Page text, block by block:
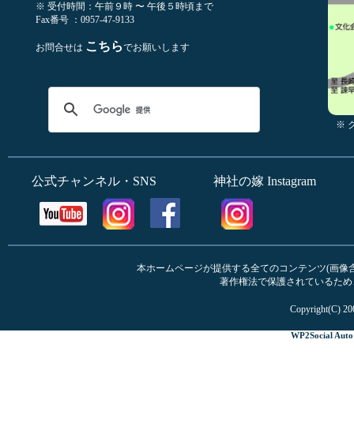
※ 受付時間：午前９時 〜 午後５時頃まで
Fax番号 ：0957-47-9133
お問合せは こちらでお願いします
※
公式チャンネル・SNS 神社の嫁 Instagram
本ホームページが提供する全てのコンテンツ(画
著作権法で保護されているた
Copyright(C)
WP2Social